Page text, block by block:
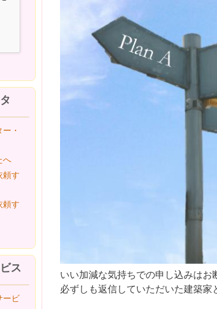
いい加減な気持ちでの申し込みはお
必ずしも返信していただいた建築
・
へ
頼す
頼す
ス
ービ